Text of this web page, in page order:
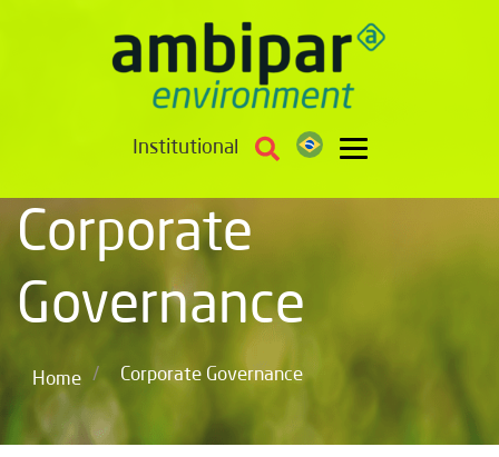
Institutional
Corporate
Governance
Home / Corporate Governance